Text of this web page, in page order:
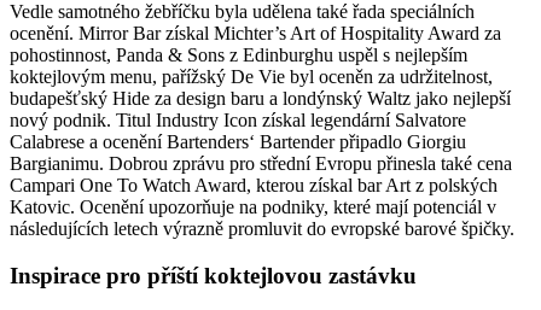
Vedle samotného žebříčku byla udělena také řada speciálních
ocenění. Mirror Bar získal Michter’s Art of Hospitality Award za
pohostinnost, Panda & Sons z Edinburghu uspěl s nejlepším
koktejlovým menu, pařížský De Vie byl oceněn za udržitelnost,
budapešťský Hide za design baru a londýnský Waltz jako nejlepší
nový podnik. Titul Industry Icon získal legendární Salvatore
Calabrese a ocenění Bartenders‘ Bartender připadlo Giorgiu
Bargianimu. Dobrou zprávu pro střední Evropu přinesla také cena
Campari One To Watch Award, kterou získal bar Art z polských
Katovic. Ocenění upozorňuje na podniky, které mají potenciál v
následujících letech výrazně promluvit do evropské barové špičky.
Inspirace pro příští koktejlovou zastávku